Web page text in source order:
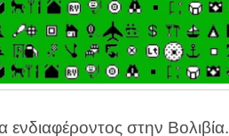
ενδιαφέροντος στην Βολιβία.